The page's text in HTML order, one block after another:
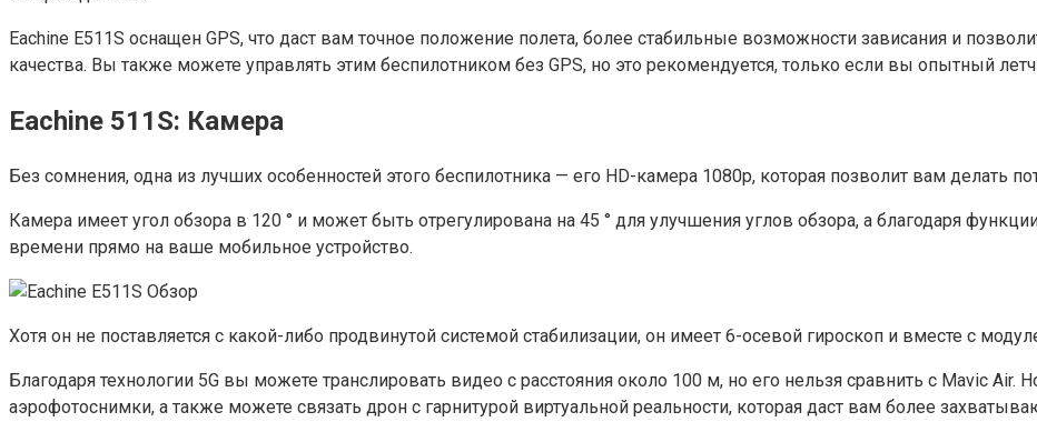
Eachine E511S оснащен GPS, что даст вам точное положение полета, более стабильные возможности зависания и
качества. Вы также можете управлять этим беспилотником без GPS, но это рекомендуется, только если вы опытный
Eachine 511S: Камера
Без сомнения, одна из лучших особенностей этого беспилотника — его HD-камера 1080p, которая позволит вам делать
Камера имеет угол обзора в 120 ° и может быть отрегулирована на 45 ° для улучшения углов обзора, а благодаря
времени прямо на ваше мобильное устройство.
Хотя он не поставляется с какой-либо продвинутой системой стабилизации, он имеет 6-осевой гироскоп и вместе с
Благодаря технологии 5G вы можете транслировать видео с расстояния около 100 м, но его нельзя сравнить с Mavic
аэрофотоснимки, а также можете связать дрон с гарнитурой виртуальной реальности, которая даст вам более